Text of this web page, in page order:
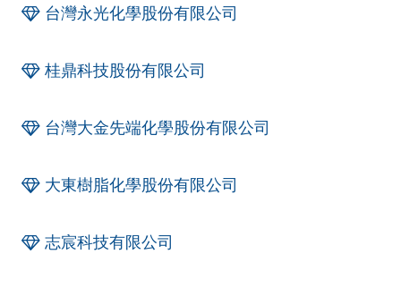
台灣永光化學股份有限公司
桂鼎科技股份有限公司
台灣大金先端化學股份有限公司
大東樹脂化學股份有限公司
志宸科技有限公司